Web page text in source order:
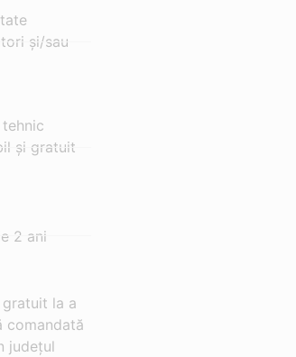
și/sau
și gratuit
2 ani
la a
comandată
județul